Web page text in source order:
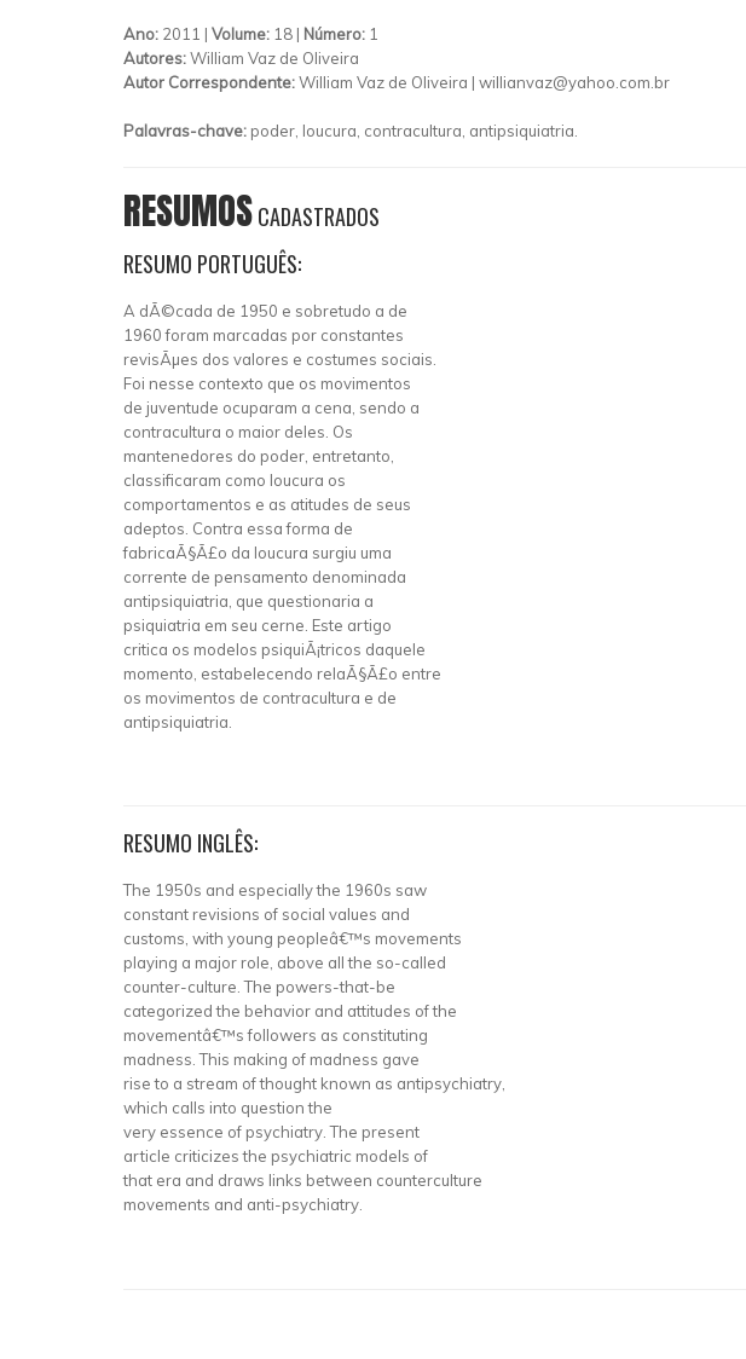
Ano: 2011 | Volume: 18 | Número: 1
Autores:William Vaz de Oliveira
Autor Correspondente:William Vaz de Oliveira | willianvaz@yahoo.com.br
Palavras-chave:poder, loucura, contracultura, antipsiquiatria.
RESUMOSCADASTRADOS
RESUMO PORTUGUÊS:
A dÃ©cada de 1950 e sobretudo a de
1960 foram marcadas por constantes
revisÃµes dos valores e costumes sociais.
Foi nesse contexto que os movimentos
de juventude ocuparam a cena, sendo a
contracultura o maior deles. Os
mantenedores do poder, entretanto,
classificaram como loucura os
comportamentos e as atitudes de seus
adeptos. Contra essa forma de
fabricaÃ§Ã£o da loucura surgiu uma
corrente de pensamento denominada
antipsiquiatria, que questionaria a
psiquiatria em seu cerne. Este artigo
critica os modelos psiquiÃ¡tricos daquele
momento, estabelecendo relaÃ§Ã£o entre
os movimentos de contracultura e de
antipsiquiatria.
RESUMO INGLÊS:
The 1950s and especially the 1960s saw
constant revisions of social values and
customs, with young peopleâ€™s movements
playing a major role, above all the so-called
counter-culture. The powers-that-be
categorized the behavior and attitudes of the
movementâ€™s followers as constituting
madness. This making of madness gave
rise to a stream of thought known as antipsychiatry,
which calls into question the
very essence of psychiatry. The present
article criticizes the psychiatric models of
that era and draws links between counterculture
movements and anti-psychiatry.